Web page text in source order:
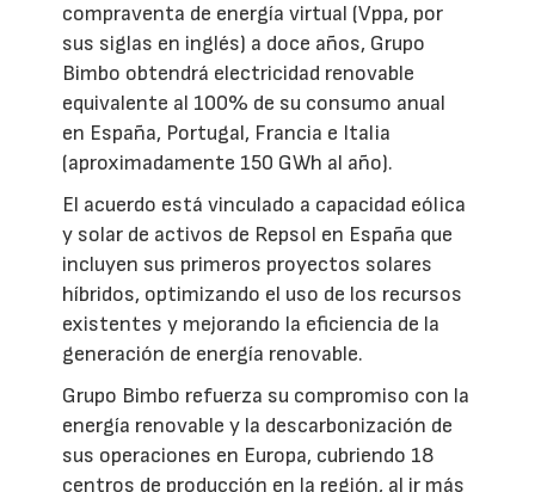
compraventa de energía virtual (Vppa, por
sus siglas en inglés) a doce años, Grupo
Bimbo obtendrá electricidad renovable
equivalente al 100% de su consumo anual
en España, Portugal, Francia e Italia
(aproximadamente 150 GWh al año).
El acuerdo está vinculado a capacidad eólica
y solar de activos de Repsol en España que
incluyen sus primeros proyectos solares
híbridos, optimizando el uso de los recursos
existentes y mejorando la eficiencia de la
generación de energía renovable.
Grupo Bimbo refuerza su compromiso con la
energía renovable y la descarbonización de
sus operaciones en Europa, cubriendo 18
centros de producción en la región, al ir más